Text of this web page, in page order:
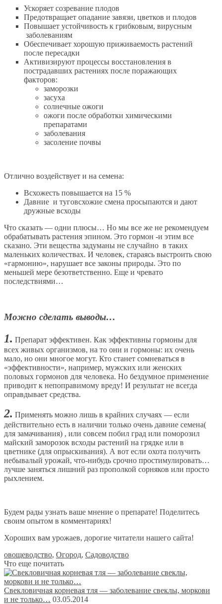
Ускоряет созревание плодов
Предотвращает опадание завязи, цветков и плодов
Повышает устойчивость к грибковым, вирусным
заболеваниям
Обеспечивает хорошую приживаемость растений
после пересадки
Активизируют процессы восстановления в
пострадавших растениях после поражающих
факторов:
заморозки
засуха
солнечные ожоги
ожоги после обработки химическими
препаратами
заболевания
засоление почвы
Отлично воздействует и на семена:
Всхожесть повышается на 15 %
Давние и туговсхожие смена просыпаются и дают
дружные всходы
Что сказать — одни плюсы… Но мы все же не рекомендуем
обрабатывать растения эпином. Это гормон -и этим все
сказано. Эти вещества задуманы не случайно в таких
маленьких количествах. И человек, стараясь выстроить свою
«гармонию», нарушает все законы природы. Это по
меньшей мере безответственно. Еще и чревато
последствиями…
Можно сделать выводы…
1. Препарат эффективен. Как эффективны гормоны для
всех живых организмов, на то они и гормоны: их очень
мало, но они многое могут. Кто станет сомневаться в
«эффективности», например, мужских или женских
половых гормонов для человека. Но бездумное применение
приводит к непоправимому вреду! И результат не всегда
оправдывает средства.
2. Применять можно лишь в крайних случаях — если
действительно есть в наличии только очень давние семена(
для замачивания) , или совсем побил град или поморозил
майский заморозок всходы растений на грядке или в
цветнике (для опрыскивания). А вот если охота получить
небывалый урожай, что-нибудь срочно простимулировать…
лучше заняться лишний раз прополкой сорняков или просто
рыхлением.
Будем рады узнать ваше мнение о препарате! Поделитесь
своим опытом в комментариях!
Хороших вам урожаев, дорогие читатели нашего сайта!
овощеводство, Огород, Садоводство
Что еще почитать
Свекловичная корневая тля — заболевание свеклы, моркови
и не только… 03.05.2014